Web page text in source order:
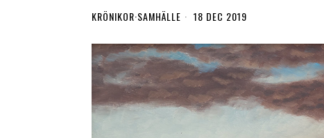
KRÖNIKOR·SAMHÄLLE 18 DEC 2019